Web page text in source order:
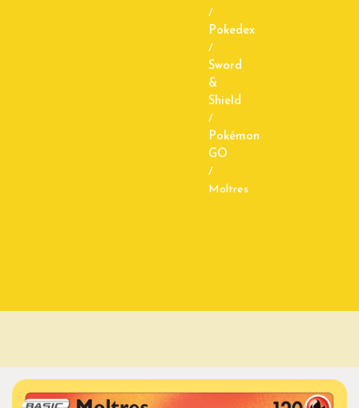
/
Pokedex
/
Sword
&
Shield
/
Pokémon
GO
/
Moltres